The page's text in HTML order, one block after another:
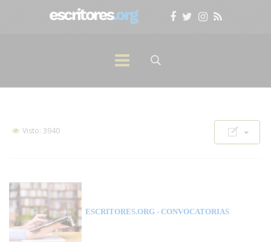
Visto: 3940
ESCRITORES.ORG - CONVOCATORIAS